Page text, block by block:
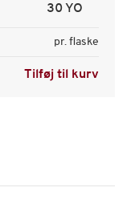
30 YO
pr. flaske
Tilføj til kurv